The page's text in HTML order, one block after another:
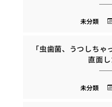
未分類
「虫歯菌、うつしち
直面
未分類